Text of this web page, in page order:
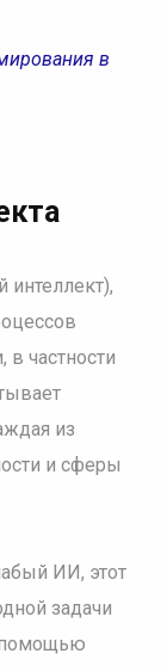
в
интеллект),
частности
из
и сферы
ИИ, этот
задачи
помощью